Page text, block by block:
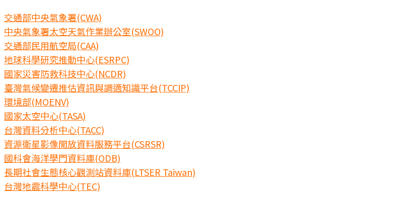
交通部中央氣象署(CWA)
中央氣象署太空天氣作業辦公室(SWOO)
交通部民用航空局(CAA)
地球科學研究推動中心(ESRPC)
國家災害防救科技中心(NCDR)
臺灣氣候變遷推估資訊與調適知識平台(TCCIP)
環境部(MOENV)
國家太空中心(TASA)
台灣資料分析中心(TACC)
資源衛星影像開放資料服務平台(CSRSR)
國科會海洋學門資料庫(ODB)
長期社會生態核心觀測站資料庫(LTSER Taiwan)
台灣地震科學中心(TEC)